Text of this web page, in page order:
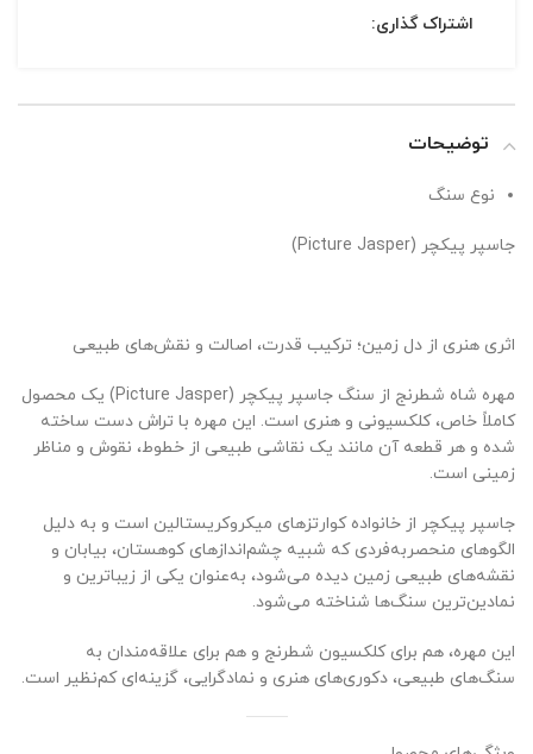
اشتراک گذاری:
توضیحات
نوع سنگ
جاسپر پیکچر (Picture Jasper)
اثری هنری از دل زمین؛ ترکیب قدرت، اصالت و نقش‌های طبیعی
مهره شاه شطرنج از سنگ جاسپر پیکچر (Picture Jasper) یک محصول
کاملاً خاص، کلکسیونی و هنری است. این مهره با تراش دست ساخته
شده و هر قطعه آن مانند یک نقاشی طبیعی از خطوط، نقوش و مناظر
زمینی است.
جاسپر پیکچر از خانواده کوارتزهای میکروکریستالین است و به دلیل
الگوهای منحصر‌به‌فردی که شبیه چشم‌اندازهای کوهستان، بیابان و
نقشه‌های طبیعی زمین دیده می‌شود، به‌عنوان یکی از زیباترین و
نمادین‌ترین سنگ‌ها شناخته می‌شود.
این مهره، هم برای کلکسیون شطرنج و هم برای علاقه‌مندان به
سنگ‌های طبیعی، دکوری‌های هنری و نمادگرایی، گزینه‌ای کم‌نظیر است.